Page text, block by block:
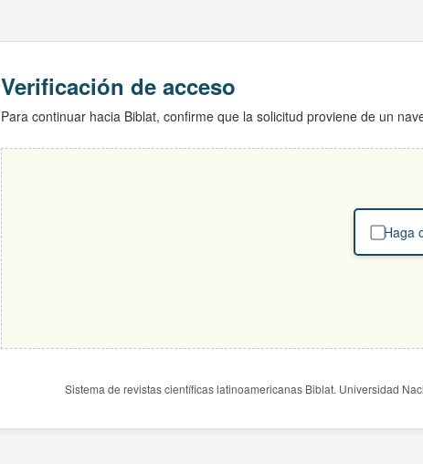
Verificación de acceso
Para continuar hacia Biblat, confirme que la solicitud proviene de un
Haga
Sistema de revistas científicas latinoamericanas Biblat. Universidad